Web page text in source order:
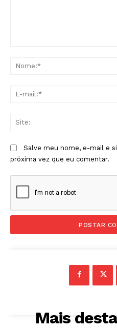
Salve meu nome, e-mail e
próxima vez que eu comentar.
Mais